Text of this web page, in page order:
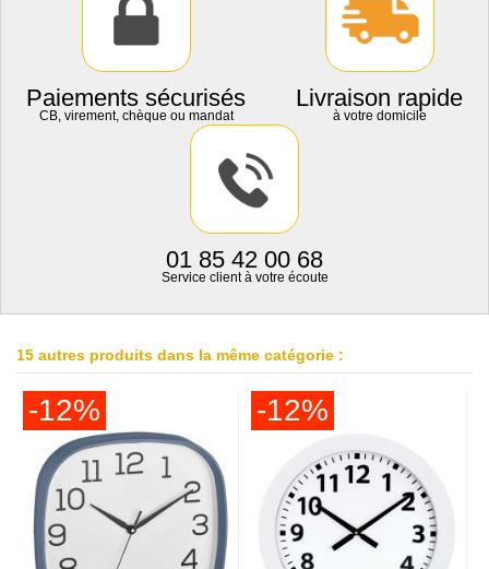
Paiements sécurisés
CB, virement, chèque ou mandat
Livraison rapide
à votre domicile
01 85 42 00 68
Service client à votre écoute
15 autres produits dans la même catégorie :
-12% -12%